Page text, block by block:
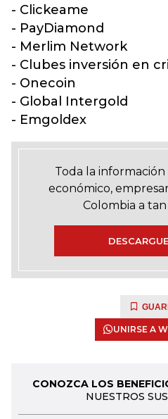
- Clickeame
- PayDiamond
- Merlim Network
- Clubes inversión en
- Onecoin
- Global Intergold
- Emgoldex
Toda la
económico,
Colombia a
UNIRSE A
CONOZCA LOS
NUESTROS